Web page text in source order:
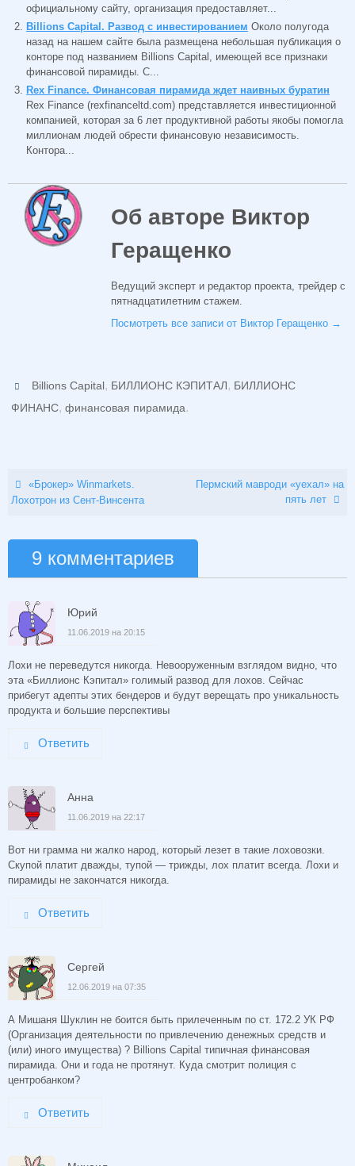
официальному сайту, организация предоставляет...
Billions Capital. Развод с инвестированием Около полугода
назад на нашем сайте была размещена небольшая публикация о
конторе под названием Billions Capital, имеющей все признаки
финансовой пирамиды. С...
Rex Finance. Финансовая пирамида ждет наивных буратин
Rex Finance (rexfinanceltd.com) представляется инвестиционной
компанией, которая за 6 лет продуктивной работы якобы помогла
миллионам людей обрести финансовую независимость.
Контора...
Об авторе Виктор
Геращенко
Ведущий эксперт и редактор проекта, трейдер с
пятнадцатилетним стажем.
Посмотреть все записи от Виктор Геращенко →
Billions Capital, БИЛЛИОНС КЭПИТАЛ, БИЛЛИОНС
ФИНАНС, финансовая пирамида.
«Брокер» Winmarkets.
Лохотрон из Сент-Винсента
Пермский мавроди «уехал» на
пять лет
9 комментариев
Юрий
11.06.2019 на 20:15
Лохи не переведутся никогда. Невооруженным взглядом видно, что
эта «Биллионс Кэпитал» голимый развод для лохов. Сейчас
прибегут адепты этих бендеров и будут верещать про уникальность
продукта и большие перспективы
Ответить
Анна
11.06.2019 на 22:17
Вот ни грамма ни жалко народ, который лезет в такие лоховозки.
Скупой платит дважды, тупой — трижды, лох платит всегда. Лохи и
пирамиды не закончатся никогда.
Ответить
Сергей
12.06.2019 на 07:35
А Мишаня Шуклин не боится быть прилеченным по ст. 172.2 УК РФ
(Организация деятельности по привлечению денежных средств и
(или) иного имущества) ? Billions Capital типичная финансовая
пирамида. Они и года не протянут. Куда смотрит полиция с
центробанком?
Ответить